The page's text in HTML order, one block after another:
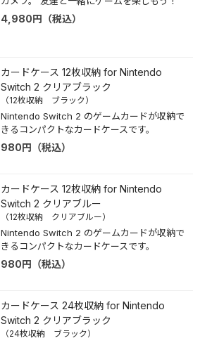
4,980円 （税込）
カードケース 12枚収納 for Nintendo
Switch 2 クリアブラック
（12枚収納 ブラック）
Nintendo Switch 2 のゲームカードが収納で
きるコンパクトなカードケースです。
980円 （税込）
カードケース 12枚収納 for Nintendo
Switch 2 クリアブルー
（12枚収納 クリアブルー）
Nintendo Switch 2 のゲームカードが収納で
きるコンパクトなカードケースです。
980円 （税込）
カードケース 24枚収納 for Nintendo
Switch 2 クリアブラック
（24枚収納 ブラック）